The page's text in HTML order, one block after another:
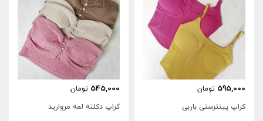
595,000 تومان
کراپ پینترستی باربی
545,000 تومان
کراپ دکلته لمه مروارید